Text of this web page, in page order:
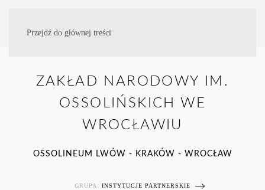
Przejdź do głównej treści
ZAKŁAD NARODOWY IM.
OSSOLIŃSKICH WE
WROCŁAWIU
OSSOLINEUM LWÓW - KRAKÓW - WROCŁAW
GRUPA: INSTYTUCJE PARTNERSKIE